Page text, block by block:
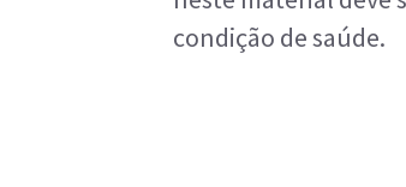
condição de saúde.